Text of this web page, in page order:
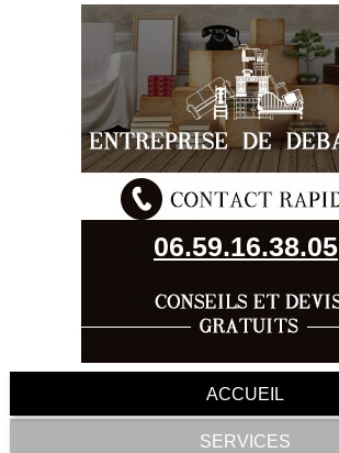
06.59.16.38.05
ACCUEIL
SERVICES